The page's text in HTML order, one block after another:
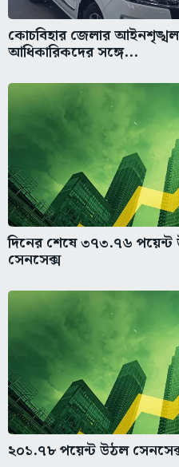
কোচবিহার জেলার আইনশৃঙ্খলা
আধিকারিকদের সঙ্গে...
দিনের শেষে ৩৭৩.৭৬
সেনসেক্স
২০১.৭৮ পয়েন্ট উঠল